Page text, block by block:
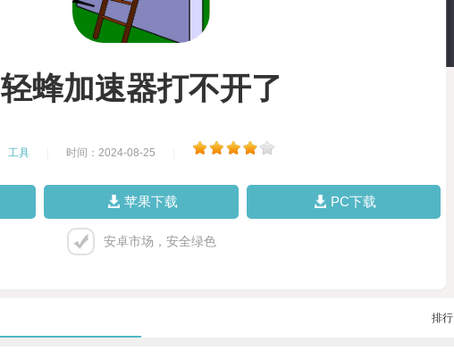
轻蜂加速器打不开了
工具 时间：2024-08-25
苹果下载 PC下载
安卓市场，安全绿色
排行